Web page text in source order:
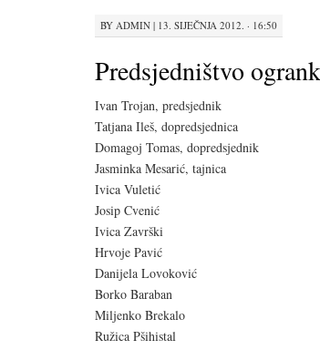
BY ADMIN | 13. SIJEČNJA 2012. · 16:50
Predsjedništvo
Ivan Trojan, predsjednik
Tatjana Ileš, dopredsjednica
Domagoj Tomas, dopredsjednik
Jasminka Mesarić, tajnica
Ivica Vuletić
Josip Cvenić
Ivica Završki
Hrvoje Pavić
Danijela Lovoković
Borko Baraban
Miljenko Brekalo
Ružica Pšihistal